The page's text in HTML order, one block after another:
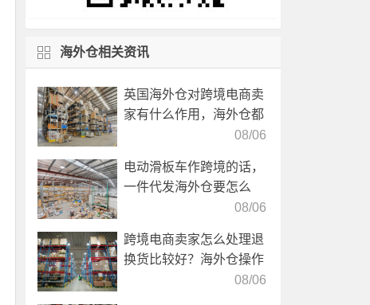
海外仓相关资讯
英国海外仓对跨境电商卖
家有什么作用，海外仓都
08/06
电动滑板车作跨境的话，
一件代发海外仓要怎么
08/06
跨境电商卖家怎么处理退
换货比较好？海外仓操作
08/06